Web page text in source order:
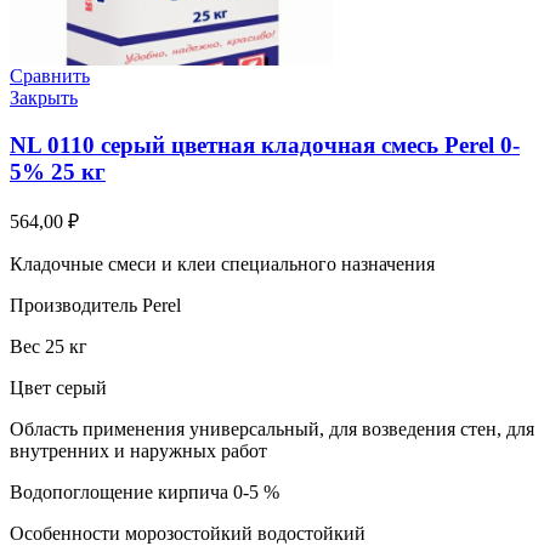
Сравнить
Закрыть
NL 0110 серый цветная кладочная смесь Perel 0-
5% 25 кг
564,00 ₽
Кладочные смеси и клеи специального назначения
Производитель Perel
Вес 25 кг
Цвет серый
Область применения универсальный, для возведения стен, для
внутренних и наружных работ
Водопоглощение кирпича 0-5 %
Особенности морозостойкий водостойкий